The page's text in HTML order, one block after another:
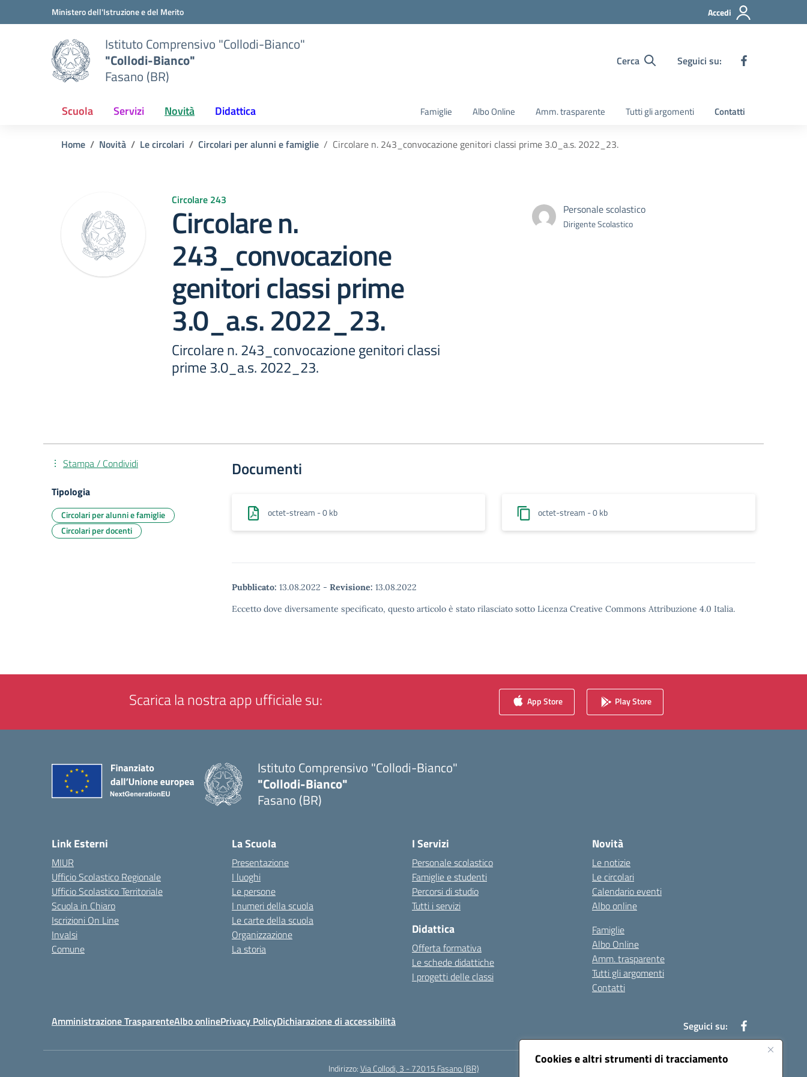
Cookies e altri strumenti di tracciamento
Vai ai contenuti
Vai al menu di navigazioneMinistero dell'Istruzione e del Merito Accedi
Istituto Comprensivo "Collodi-Bianco"
"Collodi-Bianco"
Fasano (BR)
Cerca Seguici su:
Scuola Servizi Novità Didattica Famiglie Albo Online Amm. trasparente Tutti gli argomenti Contatti
Home Novità Le circolari Circolari per alunni e famiglie Circolare n. 243_convocazione genitori classi prime 3.0_a.s. 2022_23.
Circolare 243
Circolare n.
243_convocazione
genitori classi prime
3.0_a.s. 2022_23.
Circolare n. 243_convocazione genitori classi
prime 3.0_a.s. 2022_23.
Personale scolastico
Dirigente Scolastico
Documenti
octet-stream - 0 kb octet-stream - 0 kb
Pubblicato: 13.08.2022 - Revisione: 13.08.2022
Eccetto dove diversamente specificato, questo articolo è stato rilasciato sotto Licenza Creative Commons Attribuzione 4.0 Italia.
Stampa / Condividi
Tipologia
Circolari per alunni e famiglie
Circolari per docenti
Scarica la nostra app ufficiale su: App Store Play Store
Istituto Comprensivo "Collodi-Bianco"
"Collodi-Bianco"
Fasano (BR)
Link Esterni
MIUR
Ufficio Scolastico Regionale
Ufficio Scolastico Territoriale
Scuola in Chiaro
Iscrizioni On Line
Invalsi
Comune
La Scuola
Presentazione
I luoghi
Le persone
I numeri della scuola
Le carte della scuola
Organizzazione
La storia
I Servizi
Personale scolastico
Famiglie e studenti
Percorsi di studio
Tutti i servizi
Didattica
Offerta formativa
Le schede didattiche
I progetti delle classi
Novità
Le notizie
Le circolari
Calendario eventi
Albo online
Famiglie
Albo Online
Amm. trasparente
Tutti gli argomenti
Contatti
Amministrazione TrasparenteAlbo onlinePrivacy PolicyDichiarazione di accessibilità Seguici su:
Indirizzo:Via Collodi, 3 - 72015 Fasano (BR)